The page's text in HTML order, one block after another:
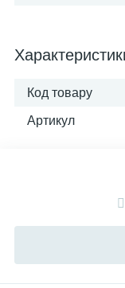
Код товару
Артикул